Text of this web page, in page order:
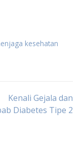
kesehatan
Kenali Gejala dan
Diabetes Tipe 2